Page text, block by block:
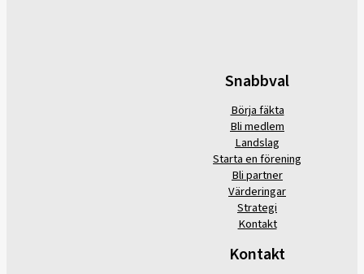
Snabbval
Börja fäkta
Bli medlem
Landslag
Starta en förening
Bli partner
Värderingar
Strategi
Kontakt
Kontakt